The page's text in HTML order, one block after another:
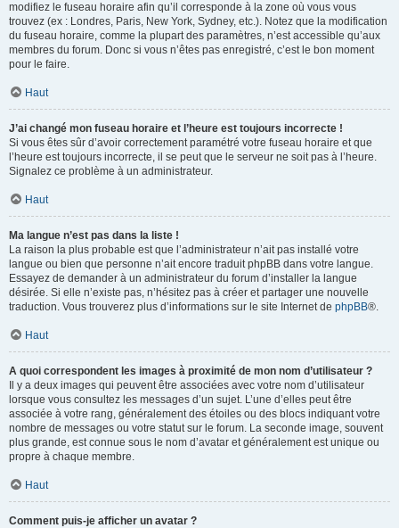
modifiez le fuseau horaire afin qu’il corresponde à la zone où vous vous
trouvez (ex : Londres, Paris, New York, Sydney, etc.). Notez que la modification
du fuseau horaire, comme la plupart des paramètres, n’est accessible qu’aux
membres du forum. Donc si vous n’êtes pas enregistré, c’est le bon moment
pour le faire.
Haut
J’ai changé mon fuseau horaire et l’heure est toujours incorrecte !
Si vous êtes sûr d’avoir correctement paramétré votre fuseau horaire et que
l’heure est toujours incorrecte, il se peut que le serveur ne soit pas à l’heure.
Signalez ce problème à un administrateur.
Haut
Ma langue n’est pas dans la liste !
La raison la plus probable est que l’administrateur n’ait pas installé votre
langue ou bien que personne n’ait encore traduit phpBB dans votre langue.
Essayez de demander à un administrateur du forum d’installer la langue
désirée. Si elle n’existe pas, n’hésitez pas à créer et partager une nouvelle
traduction. Vous trouverez plus d’informations sur le site Internet de phpBB®.
Haut
A quoi correspondent les images à proximité de mon nom d’utilisateur ?
Il y a deux images qui peuvent être associées avec votre nom d’utilisateur
lorsque vous consultez les messages d’un sujet. L’une d’elles peut être
associée à votre rang, généralement des étoiles ou des blocs indiquant votre
nombre de messages ou votre statut sur le forum. La seconde image, souvent
plus grande, est connue sous le nom d’avatar et généralement est unique ou
propre à chaque membre.
Haut
Comment puis-je afficher un avatar ?